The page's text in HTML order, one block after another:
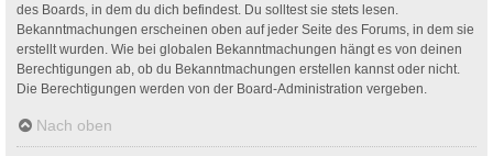
des Boards, in dem du dich befindest. Du solltest sie stets lesen.
Bekanntmachungen erscheinen oben auf jeder Seite des Forums, in dem sie
erstellt wurden. Wie bei globalen Bekanntmachungen hängt es von deinen
Berechtigungen ab, ob du Bekanntmachungen erstellen kannst oder nicht.
Die Berechtigungen werden von der Board-Administration vergeben.
Nach oben